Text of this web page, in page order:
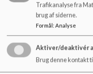
Skolebestyrelsens
Ørstedskolens
Skolebestyrelsesmøde
Skolebestyrelsesmøde
Skolebestyrelsesmøde
Skolebestyrelsesmøde
Trafikanalyse fra
brug af siderne.
Formål: Analyse
Aktiver/deaktivér
Brug denne kontakt